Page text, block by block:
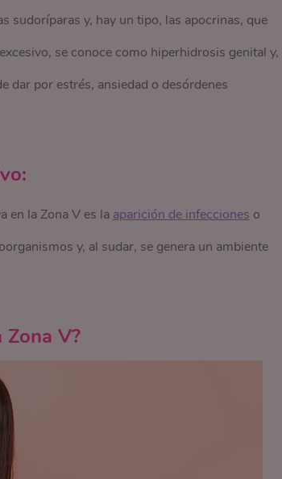
sudoríparas y, hay un tipo, las apocrinas, que
se conoce como hiperhidrosis genital y,
dar por estrés, ansiedad o desórdenes
en la Zona V es la aparición de infecciones o
y, al sudar, se genera un ambiente
V?